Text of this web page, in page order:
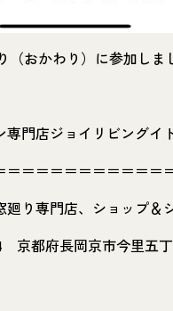
（おかわり）に参加しま
専門店ジョイリビングイ
＝＝＝＝＝＝＝＝＝＝＝
廻り専門店、ショップ＆
京都府長岡京市今里五丁